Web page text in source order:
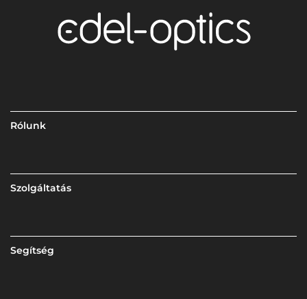
Rólunk
Szolgáltatás
Segítség